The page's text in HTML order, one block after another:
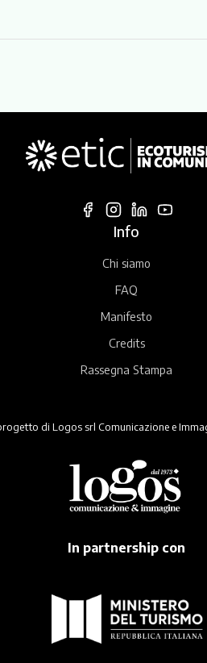
Info
Chi siamo
FAQ
Manifesto
Credits
Rassegna Stampa
di Logos srl Comunicazione e
In partnership con